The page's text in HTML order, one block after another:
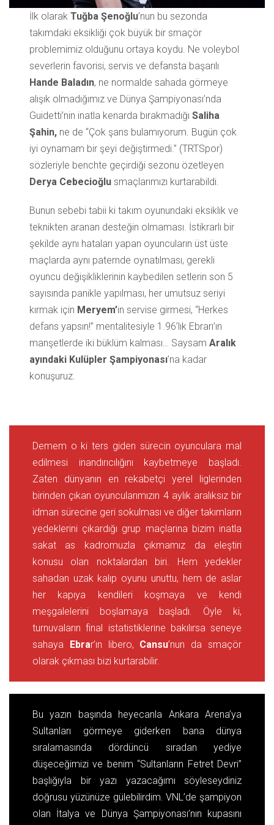
İlk olarakTuğba Şenoğlu’nun bu sezonda
takımdaki eksikliği çok büyük bir smaçör
problemimiz olduğunu ortaya koydu. Ne voleybol
severlerin favorisi, servis ve defansta başarılı
Hande Baladın, ne normalde sahada görmeye
alışık olmadığımız ve Dünya Şampiyonası’nda
Guidetti’nin inatla kenarda bırakmadığıSaliha
Şahin, ne de “Çok şans bulamıyorum. Bugün çok
iyi oynamam bir şeyi değiştirmedi.” (TRTSpor)
sözleriyle benchte geçirdiği sezonu özetleyen
Derya Cebecioğlu smaçlarımızı kurtarabildi.
Bunun sebebi tabii ki takım oyunundaki eksiklik ve
teknikten aranan desteğin olmaması. İstikrarlı bir
şekilde aynı hataları yapan oyuncuların üst üste
maçlarda aynı paternde oynatılması, gerekli
oyuncu değişikliklerinin kaybedilen setlerin son 5
sayısında panikle yapılması, her umutsuz seriyi
kırmak için Meryem’in servise girmesi, “Herkes
defans yapsın!” mentalitesiyle 1.96’lık Ebrarı’ın
manşetlerde iki büklüm kalması… SaysamAralık
ayındaki Kulüpler Şampiyonası’na kadar
konuşuruz.
Demem o ki ters giden sürecin oyunculara mal
edilmesi inandırıcılığını kaybetmeye başladı.
Zaten dünyanın en rekabetçi yerel liglerinden
birinden çıkan oyuncularımızın 4 aylık aralıksız bir
idman sürecine geri sokulması ve diğer takımların
yedeklerini çıkardığı grup maçlarına bizim inatla
sakat as kadromuzla çıkmamız da eleştiri
konusu olan noktalardan biri. Hem yedekler
sahadan uzak kalıp oyunu unuttu, hem de aslar
her kapıya kendileri koşmaya ve kendi
meşgalelerini boşlamaya başladı. Öyle ki,
turnuvaların final istatistiklerine bakılırsa seneye
sahaya Ebrar’ın libero, Cansu’nun da smaçör
olarak çıkması bizi kurtarabilir.
Bu yazın başında heyecanla Ankara Arena’ya
Sultanları görmeye giderken bana dünya
sıralamasında dördüncü sıradan yediye
düşeceğimizi ve benim “Sultanların Fetret Devri”
başlığıyla bir yazı yazacağımı söyleseydiniz
doğrusu yüzünüze gülebilirdim. VNL’de şampiyon
olan İtalya ve Dünya Şampiyonası’nın kupasını